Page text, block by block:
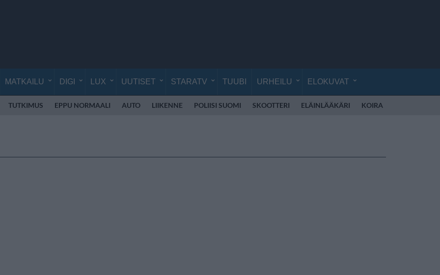
MATKAILU DIGI LUX UUTISET STARATV TUUBI URHEILU ELOKUVAT
TUTKIMUS EPPU NORMAALI AUTO LIIKENNE POLIISI SUOMI SKOOTTERI ELÄINLÄÄKÄRI KOIRA